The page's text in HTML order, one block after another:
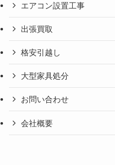
エアコン設置工事
出張買取
格安引越し
大型家具処分
お問い合わせ
会社概要